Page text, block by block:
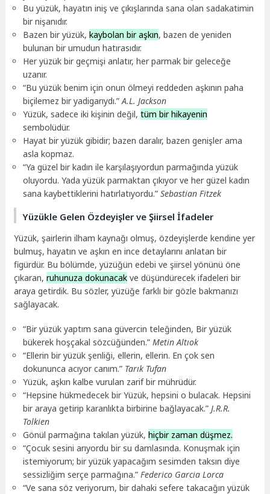
Bu yüzük, hayatın iniş ve çıkışlarında sana olan sadakatimin
bir nişanıdır.
Bazen bir yüzük,kaybolan bir aşkın, bazen de yeniden
bulunan bir umudun hatırasıdır.
Her yüzük bir geçmişi anlatır, her parmak bir geleceğe
uzanır.
“Bu yüzük benim için onun ölmeyi reddeden aşkının paha
biçilemez bir yadigarıydı.”A.L. Jackson
Yüzük, sadece iki kişinin değil,tüm bir hikayenin
sembolüdür.
Hayat bir yüzük gibidir; bazen daralır, bazen genişler ama
asla kopmaz.
“Ya güzel bir kadın ile karşılaşıyordun parmağında yüzük
oluyordu. Yada yüzük parmaktan çıkıyor ve her güzel kadın
sana kaybettiklerini hatırlatıyordu.”Sebastian Fitzek
Yüzükle Gelen Özdeyişler ve Şiirsel İfadeler
Yüzük, şairlerin ilham kaynağı olmuş, özdeyişlerde kendine yer
bulmuş, hayatın ve aşkın en ince detaylarını anlatan bir
figürdür. Bu bölümde, yüzüğün edebi ve şiirsel yönünü öne
çıkaran,ruhunuza dokunacak ve düşündürecek ifadeleri bir
araya getirdik. Bu sözler, yüzüğe farklı bir gözle bakmanızı
sağlayacak.
“Bir yüzük yaptım sana güvercin teleğinden, Bir yüzük
bükerek hoşçakal sözcüğünden.”Metin Altıok
“Ellerin bir yüzük şenliği, ellerin, ellerin. En çok sen
dokununca acıyor canım.” Tarık Tufan
Yüzük, aşkın kalbe vurulan zarif bir mührüdür.
“Hepsine hükmedecek bir Yüzük, hepsini o bulacak. Hepsini
bir araya getirip karanlıkta birbirine bağlayacak.”J.R.R.
Tolkien
Gönül parmağına takılan yüzük,hiçbir zaman düşmez.
“Çocuk sesini arıyordu bir su damlasında. Konuşmak için
istemiyorum; bir yüzük yapacağım sesimden taksın diye
sessizliğim serçe parmağına.”Federico Garcia Lorca
“Ve sana söz veriyorum, bir dahaki sefere takacağın yüzük